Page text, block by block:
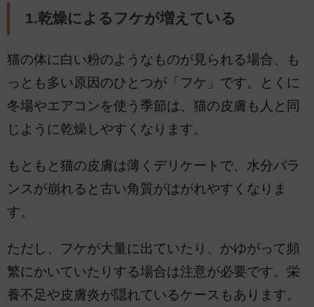
1.乾燥によるフケが増えている
猫の体に白い粉のようなものが見られる場合、も
っとも多い原因のひとつが「フケ」です。とくに
冬場やエアコンを使う季節は、猫の皮膚も人と同
じように乾燥しやすくなります。
もともと猫の皮膚は薄くデリケートで、水分バラ
ンスが崩れると古い角質がはがれやすくなりま
す。
ただし、フケが大量に出ていたり、かゆがって頻
繁にかいていたりする場合は注意が必要です。栄
養不足や皮膚炎が隠れているケースもあります。